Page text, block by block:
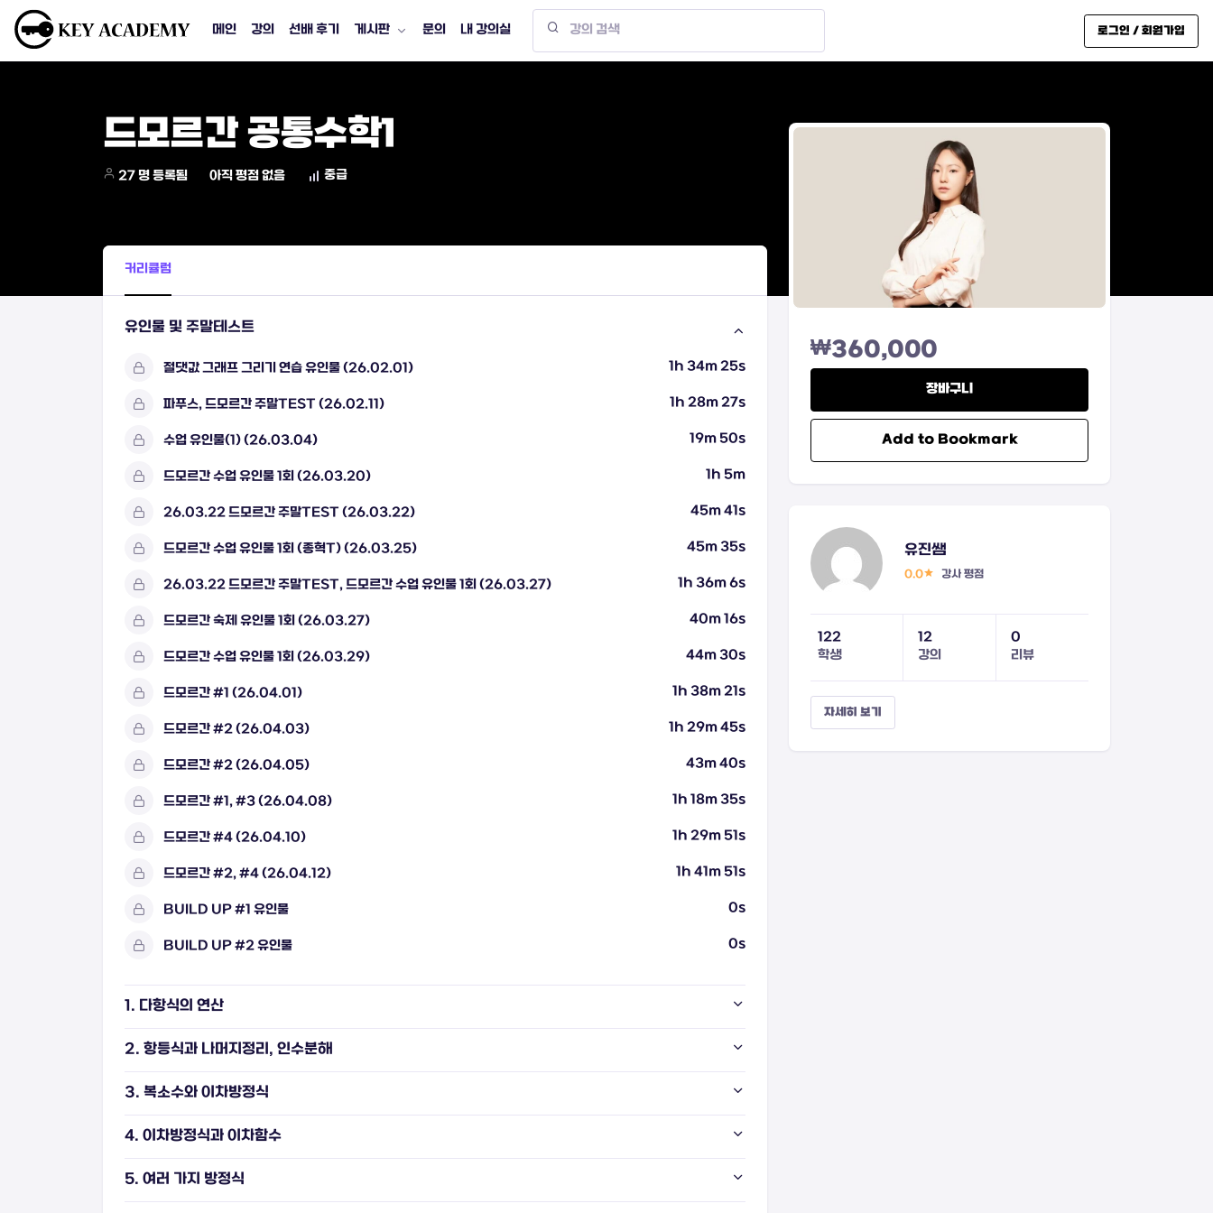
메인 강의 선배 후기 게시판 문의 내 강의실 로그인 / 회원가입
드모르간 공통수학1
27 명 등록됨 아직 평점 없음 중급
커리큘럼
유인물 및 주말테스트
절댓값 그래프 그리기 연습 유인물 (26.02.01) 1h 34m 25s
파푸스, 드모르간 주말TEST (26.02.11) 1h 28m 27s
수업 유인물(1) (26.03.04) 19m 50s
드모르간 수업 유인물 1회 (26.03.20) 1h 5m
26.03.22 드모르간 주말TEST (26.03.22) 45m 41s
드모르간 수업 유인물 1회 (종혁T) (26.03.25) 45m 35s
26.03.22 드모르간 주말TEST, 드모르간 수업 유인물 1회 (26.03.27) 1h 36m 6s
드모르간 숙제 유인물 1회 (26.03.27) 40m 16s
드모르간 수업 유인물 1회 (26.03.29) 44m 30s
드모르간 #1 (26.04.01) 1h 38m 21s
드모르간 #2 (26.04.03) 1h 29m 45s
드모르간 #2 (26.04.05) 43m 40s
드모르간 #1, #3 (26.04.08) 1h 18m 35s
드모르간 #4 (26.04.10) 1h 29m 51s
드모르간 #2, #4 (26.04.12) 1h 41m 51s
BUILD UP #1 유인물 0s
BUILD UP #2 유인물 0s
1. 다항식의 연산
2. 항등식과 나머지정리, 인수분해
3. 복소수와 이차방정식
4. 이차방정식과 이차함수
5. 여러 가지 방정식
₩360,000
장바구니
Add to Bookmark
유진쌤
0.0 강사 평점
122
학생
12
강의
0
리뷰
자세히 보기